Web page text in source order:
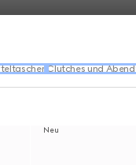
Clutches und
Neu